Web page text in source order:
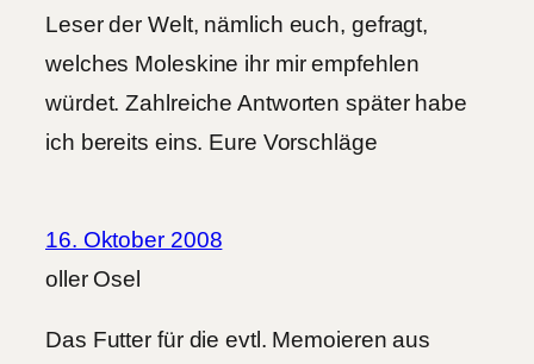
Leser der Welt, nämlich euch, gefragt,
welches Moleskine ihr mir empfehlen
würdet. Zahlreiche Antworten später habe
ich bereits eins. Eure Vorschläge
16. Oktober 2008
oller Osel
Das Futter für die evtl. Memoieren aus